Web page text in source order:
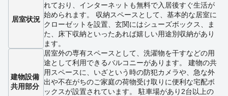
居室状況
れており、インターネットも無料で入居後すぐ生活が
始められます。 収納スペースとして、基本的な居室に
クローゼットを設置、玄関にはシューズボックス、ま
た、床下収納といったあれば嬉しい用途別収納があり
ます。
建物設備
共用部分
居室外の専有スペースとして、洗濯物を干すなどの用
途として利用できるバルコニーがあります。 建物の共
用スペースに、いざという時の防犯カメラや、急な外
出や不在がちのご家庭の荷物受け取りに便利な宅配ボ
ックスが設置されています。 駐車場があり2台以上の